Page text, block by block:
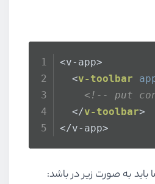
<v-app>
<v-toolbar
<!-- put
</v-toolbar>
</v-app>
به صورت زیر در باشد: